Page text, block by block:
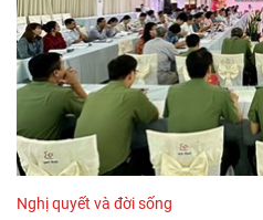
Nghị quyết và đời sống